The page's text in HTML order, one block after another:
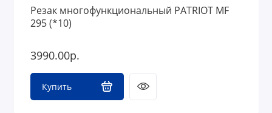
Резак многофункциональный PATRIOT MF
295 (*10)
3990.00р.
Купить